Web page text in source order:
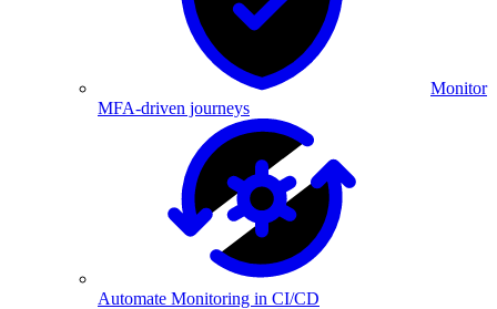
Monitor
MFA-driven journeys
Automate Monitoring in CI/CD